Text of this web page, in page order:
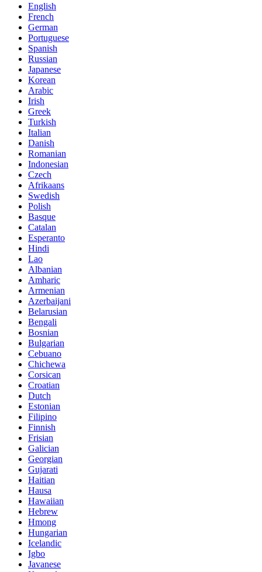
English
French
German
Portuguese
Spanish
Russian
Japanese
Korean
Arabic
Irish
Greek
Turkish
Italian
Danish
Romanian
Indonesian
Czech
Afrikaans
Swedish
Polish
Basque
Catalan
Esperanto
Hindi
Lao
Albanian
Amharic
Armenian
Azerbaijani
Belarusian
Bengali
Bosnian
Bulgarian
Cebuano
Chichewa
Corsican
Croatian
Dutch
Estonian
Filipino
Finnish
Frisian
Galician
Georgian
Gujarati
Haitian
Hausa
Hawaiian
Hebrew
Hmong
Hungarian
Icelandic
Igbo
Javanese